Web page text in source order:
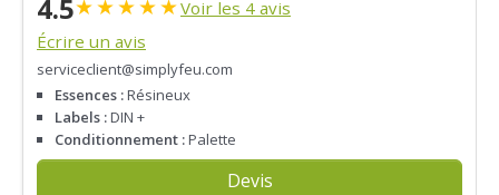
4.5★★★★★Voir les 4 avis
Écrire un avis
serviceclient@simplyfeu.com
Essences :Résineux
Labels :DIN +
Conditionnement :Palette
Devis